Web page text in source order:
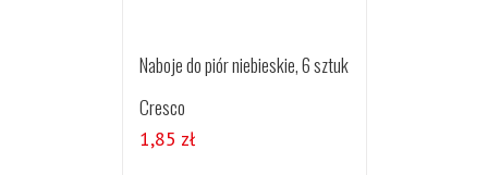
Naboje do piór niebieskie, 6 sztuk
Cresco
1,85 zł